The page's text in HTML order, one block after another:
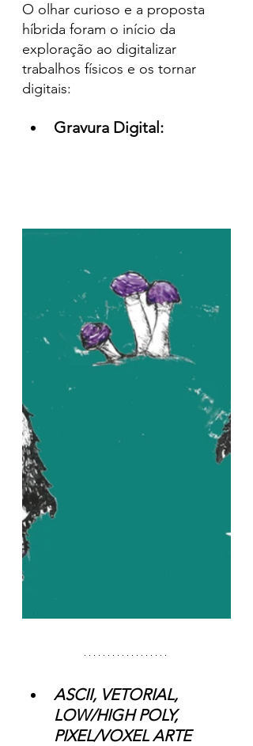
O olhar curioso e a proposta
híbrida foram o início da
exploração ao digitalizar
trabalhos físicos e os tornar
digitais:
Gravura Digital:
ASCII, VETORIAL,
LOW/HIGH POLY,
PIXEL/VOXEL ARTE